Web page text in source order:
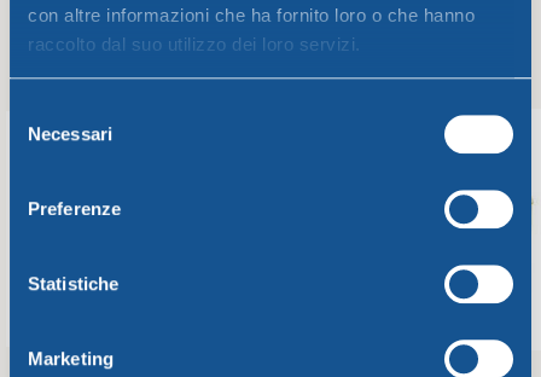
con altre informazioni che ha fornito loro o che hanno
raccolto dal suo utilizzo dei loro servizi.
delNecessari
Preferenze
Statistiche
Marketing